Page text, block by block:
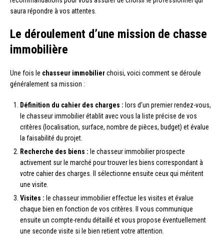
saura répondre à vos attentes.
Le déroulement d’une mission de chasse
immobilière
Une fois le chasseur immobilierchoisi, voici comment se déroule
généralement sa mission :
Définition du cahier des charges : lors d’un premier rendez-vous,
le chasseur immobilier établit avec vous la liste précise de vos
critères (localisation, surface, nombre de pièces, budget) et évalue
la faisabilité du projet.
Recherche des biens : le chasseur immobilier prospecte
activement sur le marché pour trouver les biens correspondant à
votre cahier des charges. Il sélectionne ensuite ceux qui méritent
une visite.
Visites : le chasseur immobilier effectue les visites et évalue
chaque bien en fonction de vos critères. Il vous communique
ensuite un compte-rendu détaillé et vous propose éventuellement
une seconde visite si le bien retient votre attention.